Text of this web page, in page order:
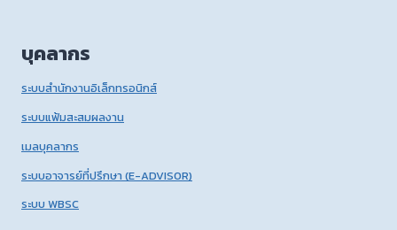
บุคลากร
ระบบสำนักงานอิเล็กทรอนิกส์
ระบบแฟ้มสะสมผลงาน
เมลบุคลากร
ระบบอาจารย์ที่ปรึกษา (E-ADVISOR)
ระบบ WBSC